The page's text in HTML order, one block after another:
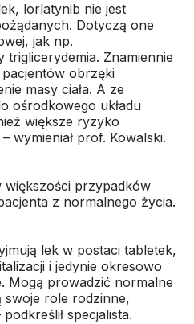
lorlatynib nie jest
Dotyczą one
jak np.
Znamiennie
obrzęki
masy ciała. A ze
ośrodkowego układu
większe ryzyko
wymieniał prof. Kowalski.
większości przypadków
z normalnego życia.
lek w postaci tabletek,
i jedynie okresowo
Mogą prowadzić normalne
swoje role rodzinne,
specjalista.